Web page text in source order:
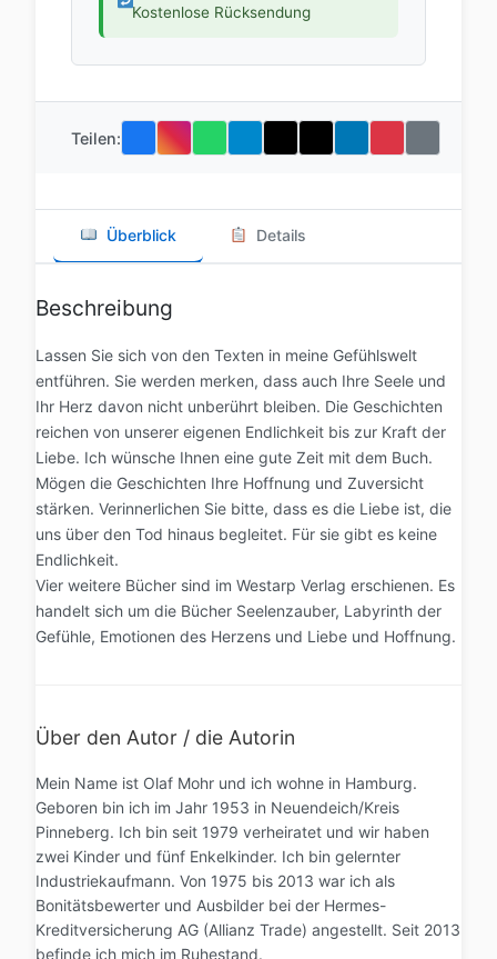
Kostenlose Rücksendung
Teilen:
Überblick Details
Beschreibung
Lassen Sie sich von den Texten in meine Gefühlswelt
entführen. Sie werden merken, dass auch Ihre Seele und
Ihr Herz davon nicht unberührt bleiben. Die Geschichten
reichen von unserer eigenen Endlichkeit bis zur Kraft der
Liebe. Ich wünsche Ihnen eine gute Zeit mit dem Buch.
Mögen die Geschichten Ihre Hoffnung und Zuversicht
stärken. Verinnerlichen Sie bitte, dass es die Liebe ist, die
uns über den Tod hinaus begleitet. Für sie gibt es keine
Endlichkeit.
Vier weitere Bücher sind im Westarp Verlag erschienen. Es
handelt sich um die Bücher Seelenzauber, Labyrinth der
Gefühle, Emotionen des Herzens und Liebe und Hoffnung.
Über den Autor / die Autorin
Mein Name ist Olaf Mohr und ich wohne in Hamburg.
Geboren bin ich im Jahr 1953 in Neuendeich/Kreis
Pinneberg. Ich bin seit 1979 verheiratet und wir haben
zwei Kinder und fünf Enkelkinder. Ich bin gelernter
Industriekaufmann. Von 1975 bis 2013 war ich als
Bonitätsbewerter und Ausbilder bei der Hermes-
Kreditversicherung AG (Allianz Trade) angestellt. Seit 2013
befinde ich mich im Ruhestand.